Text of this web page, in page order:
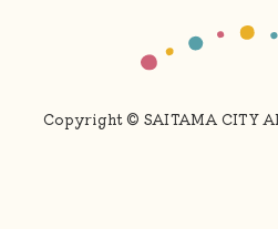
Copyright © SAITAMA CITY